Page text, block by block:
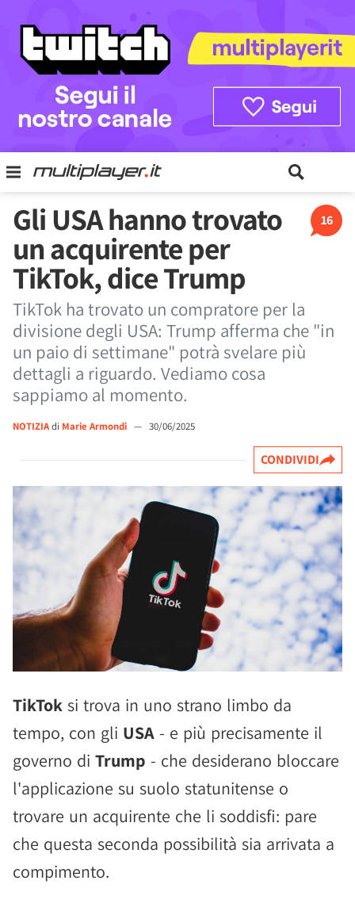
16
Gli USA hanno trovato
un acquirente per
TikTok, dice Trump
TikTok ha trovato un compratore per la
divisione degli USA: Trump afferma che "in
un paio di settimane" potrà svelare più
dettagli a riguardo. Vediamo cosa
sappiamo al momento.
NOTIZIAdi Marie Armondi — 30/06/2025
CONDIVIDI
TikTok si trova in uno strano limbo da
tempo, con gli USA - e più precisamente il
governo di Trump - che desiderano bloccare
l'applicazione su suolo statunitense o
trovare un acquirente che li soddisfi: pare
che questa seconda possibilità sia arrivata a
compimento.